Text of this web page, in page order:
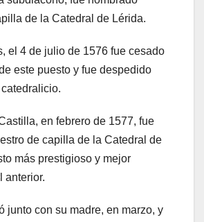
de la Catedral de Lérida.
el 4 de julio de 1576 fue cesado
este puesto y fue despedido
en febrero de 1577, fue
de capilla de la Catedral de
más prestigioso y mejor
anterior.
junto con su madre, en marzo, y